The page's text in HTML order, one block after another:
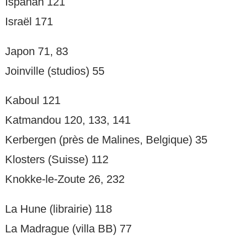
Israël 171
Japon 71, 83
Joinville (studios) 55
Kaboul 121
Katmandou 120, 133, 141
Kerbergen (près de Malines, Belgique) 35
Klosters (Suisse) 112
Knokke-le-Zoute 26, 232
La Hune (librairie) 118
La Madrague (villa BB) 77